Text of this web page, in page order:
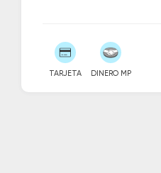
TARJETA DINERO MP